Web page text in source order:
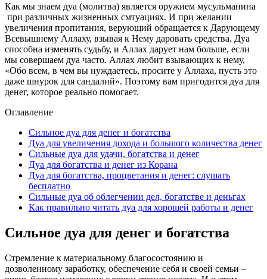
Как мы знаем дуа (молитва) является оружием мусульманина
при различных жизненных смтуациях. И при желании
увеличения пропитания, верующий обращается к Дарующему
Всевышнему Аллаху, взывая к Нему даровать средства. Дуа
способна изменять судьбу, и Аллах дарует нам больше, если
мы совершаем дуа часто. Аллах любит взывающих к нему,
«Обо всем, в чем вы нуждаетесь, просите у Аллаха, пусть это
даже шнурок для сандалий». Поэтому вам пригодится дуа для
денег, которое реально помогает.
Оглавление
Сильное дуа для денег и богатства
Дуа для увеличения дохода и большого количества денег
Сильные дуа для удачи, богатства и денег
Дуа для богатства и денег из Корана
Дуа для богатства, процветания и денег: слушать
бесплатно
Сильные дуа об облегчении дел, богатстве и деньгах
Как правильно читать дуа для хорошей работы и денег
Сильное дуа для денег и богатства
Стремление к материальному благосостоянию и
дозволенному заработку, обеспечение себя и своей семьи –